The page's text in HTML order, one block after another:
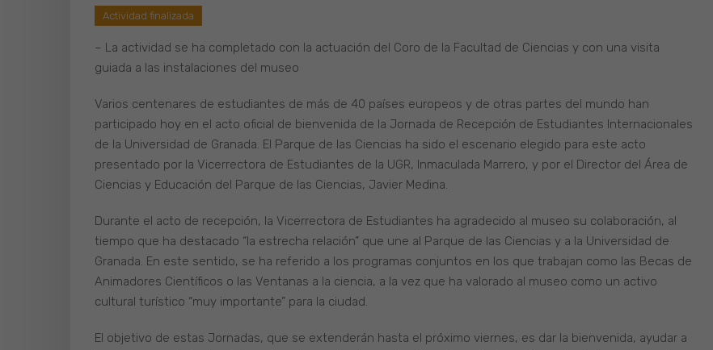
Actividad finalizada
– La actividad se ha completado con la actuación del Coro de la Facultad de Ciencias y con una visita
guiada a las instalaciones del museo
Varios centenares de estudiantes de más de 40 países europeos y de otras partes del mundo han
participado hoy en el acto oficial de bienvenida de la Jornada de Recepción de Estudiantes Internacionales
de la Universidad de Granada. El Parque de las Ciencias ha sido el escenario elegido para este acto
presentado por la Vicerrectora de Estudiantes de la UGR, Inmaculada Marrero, y por el Director del Área de
Ciencias y Educación del Parque de las Ciencias, Javier Medina.
Durante el acto de recepción, la Vicerrectora de Estudiantes ha agradecido al museo su colaboración, al
tiempo que ha destacado “la estrecha relación” que une al Parque de las Ciencias y a la Universidad de
Granada. En este sentido, se ha referido a los programas conjuntos en los que trabajan como las Becas de
Animadores Científicos o las Ventanas a la ciencia, a la vez que ha valorado al museo como un activo
cultural turístico “muy importante” para la ciudad.
El objetivo de estas Jornadas, que se extenderán hasta el próximo viernes, es dar la bienvenida, ayudar a